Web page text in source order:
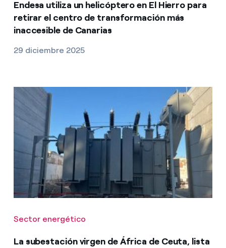
Endesa utiliza un helicóptero en El Hierro para
retirar el centro de transformación más
inaccesible de Canarias
29 diciembre 2025
Sector energético
La subestación virgen de África de Ceuta, lista